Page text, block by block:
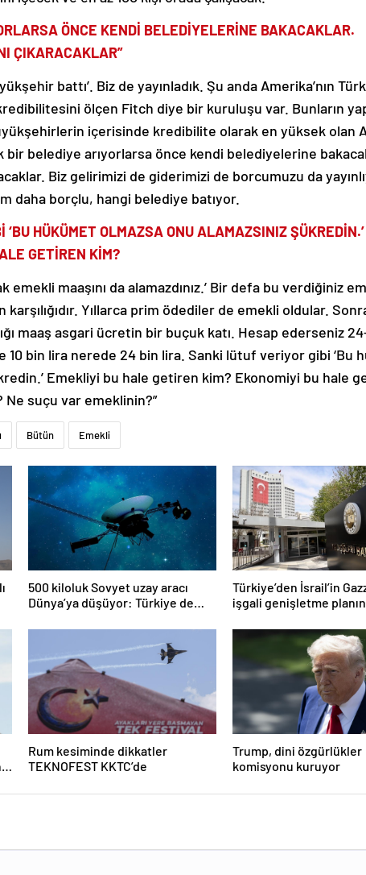
ÖNCE KENDİ BELEDİYELERİNE BAKACAKLAR.
ÇIKARACAKLAR”
battı’. Biz de yayınladık. Şu anda Amerika’nın
ölçen Fitch diye bir kuruluşu var. Bunların
içerisinde kredibilite olarak en yüksek olan
bir belediye arıyorlarsa önce kendi belediyelerine
Biz gelirimizi de giderimizi de borcumuzu da
daha borçlu, hangi belediye batıyor.
‘BU HÜKÜMET OLMAZSA ONU ALAMAZSINIZ ŞÜKREDİN.’
GETİREN KİM?
emekli maaşını da alamazdınız.’ Bir defa bu verdiğiniz
Yıllarca prim ödediler de emekli oldular.
maaş asgari ücretin bir buçuk katı. Hesap ederseniz
10 bin lira nerede 24 bin lira. Sanki lütuf veriyor gibi ‘Bu
Emekliyi bu hale getiren kim? Ekonomiyi bu hale
Ne suçu var emeklinin?”
Bütün Emekli
500 kiloluk Sovyet uzay aracı
Dünya’ya düşüyor: Türkiye de
Türkiye’den İsrail’in
işgali genişletme
Rum kesiminde dikkatler
TEKNOFEST KKTC’de
Trump, dini özgürlükler
komisyonu kuruyor